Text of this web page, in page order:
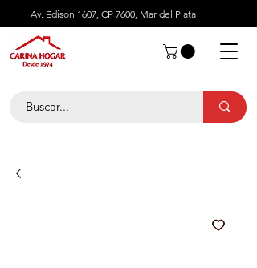
Av. Edison 1607, CP 7600, Mar del Plata